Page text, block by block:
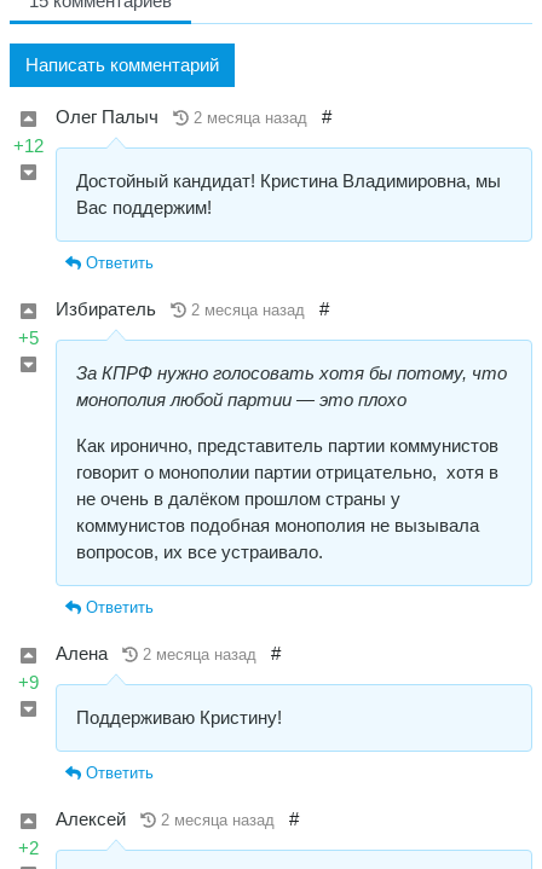
Написать комментарий
+12
Олег Палыч 2 месяца назад #
Достойный кандидат! Кристина Владимировна, мы
Вас поддержим!
Ответить
+5
Избиратель 2 месяца назад #
За КПРФ нужно голосовать хотя бы потому, что
монополия любой партии — это плохо
Как иронично, представитель партии коммунистов
говорит о монополии партии отрицательно, хотя в
не очень в далёком прошлом страны у
коммунистов подобная монополия не вызывала
вопросов, их все устраивало.
Ответить
+9
Алена 2 месяца назад #
Поддерживаю Кристину!
Ответить
+2
Алексей 2 месяца назад #